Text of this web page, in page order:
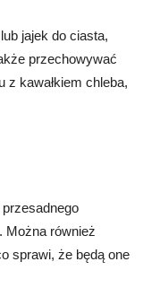
jajek do ciasta,
przechowywać
kawałkiem chleba,
Można również
sprawi, że będą one